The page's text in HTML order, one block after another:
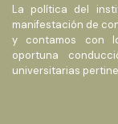
La política del
manifestación de
y contamos con
oportuna
universitarias